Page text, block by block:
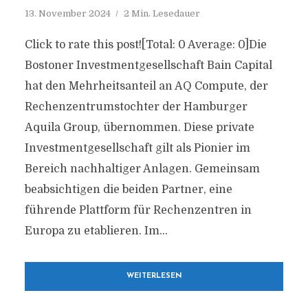
13. November 2024 2 Min. Lesedauer
Click to rate this post![Total: 0 Average: 0]Die
Bostoner Investmentgesellschaft Bain Capital
hat den Mehrheitsanteil an AQ Compute, der
Rechenzentrumstochter der Hamburger
Aquila Group, übernommen. Diese private
Investmentgesellschaft gilt als Pionier im
Bereich nachhaltiger Anlagen. Gemeinsam
beabsichtigen die beiden Partner, eine
führende Plattform für Rechenzentren in
Europa zu etablieren. Im...
WEITERLESEN